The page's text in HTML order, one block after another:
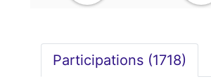
Participations (1718)